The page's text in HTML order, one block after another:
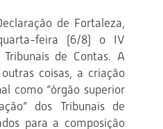
de Fortaleza,
feira (6/8) o IV
de Contas. A
coisas, a criação
como “órgão superior
dos Tribunais de
para a composição